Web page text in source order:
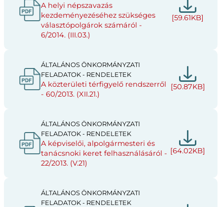
A helyi népszavazás
kezdeményezéséhez szükséges
választópolgárok számáról -
6/2014. (III.03.)
[59.61KB]
ÁLTALÁNOS ÖNKORMÁNYZATI
FELADATOK - RENDELETEK
A közterületi térfigyelő rendszerről
- 60/2013. (XII.21.)
[50.87KB]
ÁLTALÁNOS ÖNKORMÁNYZATI
FELADATOK - RENDELETEK
A képviselői, alpolgármesteri és
tanácsnoki keret felhasználásáról -
22/2013. (V.21)
[64.02KB]
ÁLTALÁNOS ÖNKORMÁNYZATI
FELADATOK - RENDELETEK